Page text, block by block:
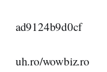
ad9124b9d0cf
uh.ro/wowbiz.ro